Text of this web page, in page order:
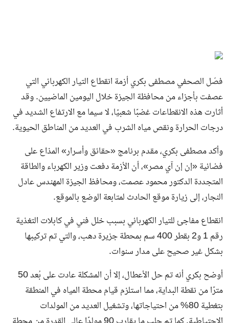
فصّل الصحفي مصطفى بكري أزمة انقطاع التيار الكهربائي التي
عصفت بأجزاء من محافظة الجيزة خلال اليومين الماضيين. وقد
أثارت هذه الانقطاعات غضبًا شعبيًا، لا سيما مع الارتفاع الشديد في
درجات الحرارة ونقص مياه الشرب في العديد من المناطق الحيوية.
وأكد مصطفى بكري، مقدم برنامج «حقائق وأسرار» المذاع على
فضائية «إن إن آي مصر»، أن الأزمة دفعت وزير الكهرباء والطاقة
المتجددة الدكتور محمود عصمت، ومحافظ الجيزة المهندس عادل
النجار، إلى زيارة موقع الحادث لمتابعة الوضع بالموقع.
انقطاع مفاجئ للتيار الكهربائي بسبب خلل فني في كابلات التغذية
رقم 1 و2 بقطر 400 سم بمحطة جزيرة دهب، والتي تم تركيبها
بشكل غير صحيح على مدار سنوات.
أوضح بكري أنه تم حل الأعطال، إلا أن المشكلة عادت على بُعد 50
مترًا من نقطة البداية، مما استلزم قيام محطة المياه في المنطقة
بتغطية 80% من احتياجاتها، وتشغيل العديد من المولدات